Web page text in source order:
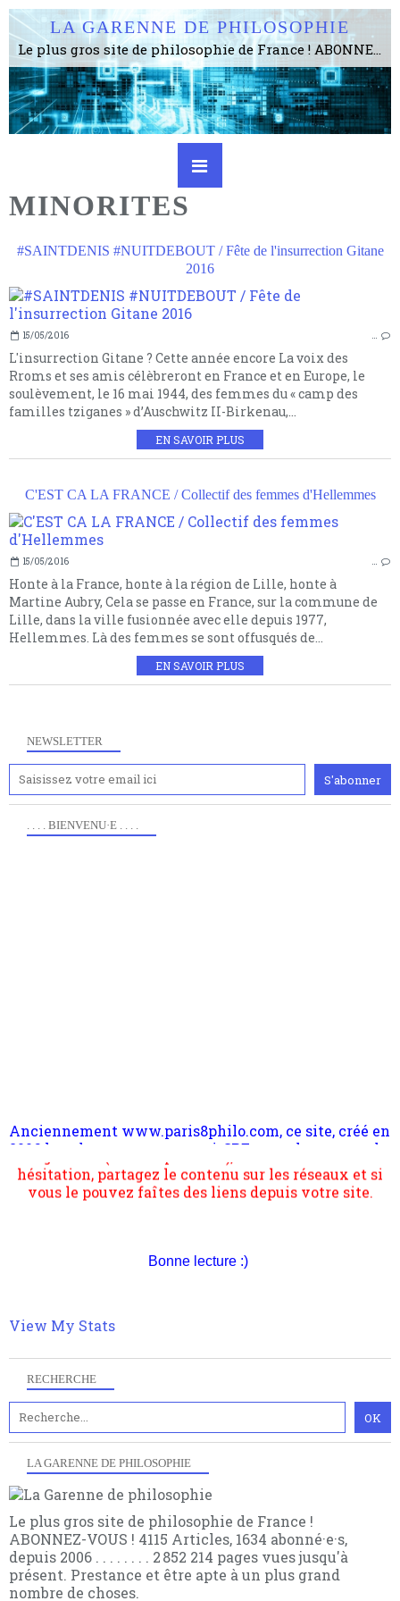
LA GARENNE DE PHILOSOPHIE
Le plus gros site de philosophie de France ! ABONNEZ-VOUS ! 4115 Articles, 1634 abonné·e·s, depuis 2006 . . . . . . . . 2 852 214 pages vues jusqu'à présent. Prestance et être apte à un plus grand nombre de choses.
MINORITES
#SAINTDENIS #NUITDEBOUT / Fête de l'insurrection Gitane
2016
15/05/2016 …
L'insurrection Gitane ? Cette année encore La voix des
Rroms et ses amis célèbreront en France et en Europe, le
soulèvement, le 16 mai 1944, des femmes du « camp des
familles tziganes » d’Auschwitz II-Birkenau,...
EN SAVOIR PLUS
C'EST CA LA FRANCE / Collectif des femmes d'Hellemmes
15/05/2016 …
Honte à la France, honte à la région de Lille, honte à
Martine Aubry, Cela se passe en France, sur la commune de
Lille, dans la ville fusionnée avec elle depuis 1977,
Hellemmes. Là des femmes se sont offusqués de...
EN SAVOIR PLUS
NEWSLETTER
RECHERCHE
LA GARENNE DE PHILOSOPHIE
Le plus gros site de philosophie de France !
ABONNEZ-VOUS ! 4115 Articles, 1634 abonné·e·s,
depuis 2006 . . . . . . . . 2 852 214 pages vues jusqu'à
présent. Prestance et être apte à un plus grand
nombre de choses.
. . . . BIENVENU·E . . . .
2006 lors du mouvement anti-CPE, a rendu compte de
l'actualité et de l'expérimentation à Paris 8. Il
s'occupe plus largement de rendre compte d'une
transformation dans les paradigmes philosophiques
suivant la pensée du Dehors ou du Surpli, omme la
quantique, résolvant la plupart des impasses
philosophique du WWe siècle. Cette pensée hors
articles pour être apte à un plus grand nombre de
gratuite (2 mails par mois), commentez sans
vous le pouvez faîtes des liens depuis votre site.
Bonne lecture :)
View My Stats